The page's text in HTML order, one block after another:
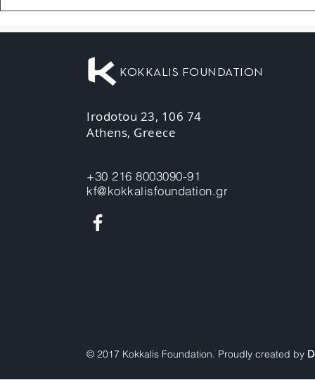
KOKKALIS FOUNDATION
Irodotou 23, 106 74
Athens, Greece
+30 216 8003090-91
kf@kokkalisfoundation.gr
© 2017 Kokkalis Foundation. Proudly created by